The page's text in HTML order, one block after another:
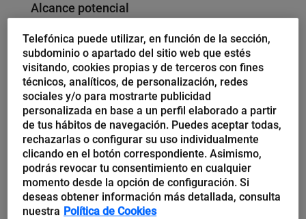
Alcance potencial
Existen 3,6 mil millones de cuentas registradas
frente a los 7,3 mil millones de dispositivos
móviles activos.
Parece blanco y en botella, ¿no? Pero no es tan
sencillo, yo tendríacuidado con dos datosy me lo
pensaría antes de abandonarlo para abrazar el SMS.
Telefónica puede utilizar, en función de la sección,
subdominio o apartado del sitio web que estés
visitando, cookies propias y de terceros con fines
técnicos, analíticos, de personalización, redes
sociales y/o para mostrarte publicidad
personalizada en base a un perfil elaborado a partir
de tus hábitos de navegación. Puedes aceptar todas,
rechazarlas o configurar su uso individualmente
clicando en el botón correspondiente. Asimismo,
podrás revocar tu consentimiento en cualquier
momento desde la opción de configuración. Si
deseas obtener información más detallada, consulta
nuestra Política de Cookies